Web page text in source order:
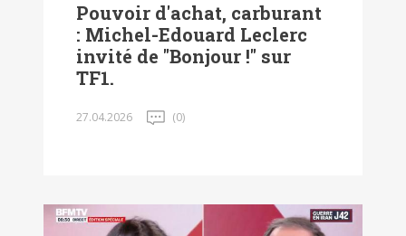
Pouvoir d'achat, carburant
: Michel-Edouard Leclerc
invité de "Bonjour !" sur
TF1.
27.04.2026 (0)